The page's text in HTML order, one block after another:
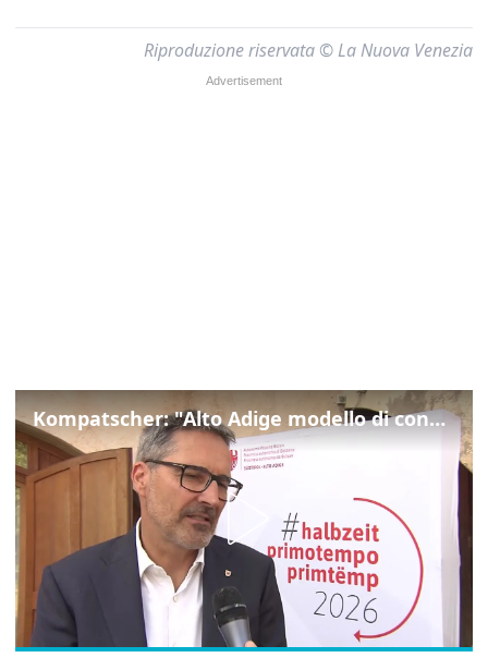
Riproduzione riservata © La Nuova Venezia
Kompatscher: "Alto Adige modello di convivenza"